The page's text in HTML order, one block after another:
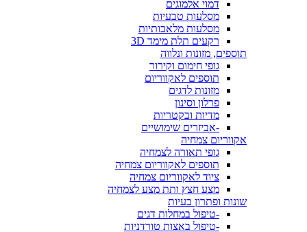
דמוי אלמוגים
מסלעות טבעיות
מסלעות מלאכותיות
רקעים תלת מימד 3D
תוספים, מזונות ונלווה
גופי חימום וקירור
תוספים לאקווריום
מזונות לדגים
פרלון וסינון
מדיות ובקטריות
-אביזרים שימושיים
אקווריום צמחיה
גופי תאורה לצמחיה
תוספים לאקווריום צמחיה
ציוד לאקווריום צמחיה
מצע חצץ ותת מצע לצמחיה
שונות ופתרון בעיות
-טיפול במחלות דגים
-טיפול באצות טורדניות